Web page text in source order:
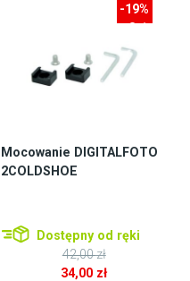
-19%
-8zł
Mocowanie DIGITALFOTO
2COLDSHOE
Dostępny od ręki
42,00zł
34,00 zł